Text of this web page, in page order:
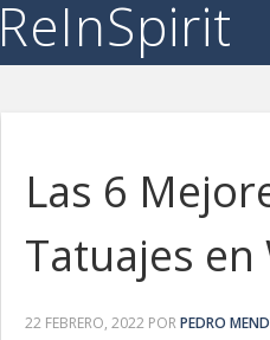
ReInSpirit
Las 6
Tatuajes
22 FEBRERO, 2022 PORPEDRO